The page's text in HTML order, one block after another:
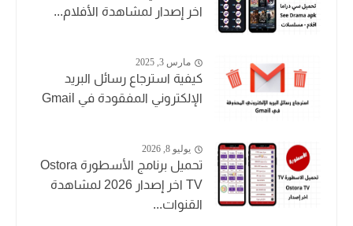
اخر إصدار لمشاهدة الأفلام...
مارس 3, 2025
كيفية استرجاع رسائل البريد
الإلكتروني المفقودة في Gmail
يوليو 8, 2026
تحميل برنامج الأسطورة Ostora
TV اخر إصدار 2026 لمشاهدة
القنوات...